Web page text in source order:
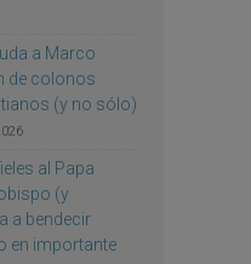
a Marco
de colonos
(y no sólo)
al Papa
(y
a bendecir
en importante